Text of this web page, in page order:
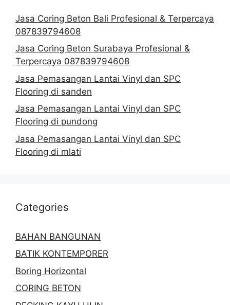
Jasa Coring Beton Bali Profesional & Terpercaya
087839794608
Jasa Coring Beton Surabaya Profesional &
Terpercaya 087839794608
Jasa Pemasangan Lantai Vinyl dan SPC
Flooring di sanden
Jasa Pemasangan Lantai Vinyl dan SPC
Flooring di pundong
Jasa Pemasangan Lantai Vinyl dan SPC
Flooring di mlati
Categories
BAHAN BANGUNAN
BATIK KONTEMPORER
Boring Horizontal
CORING BETON